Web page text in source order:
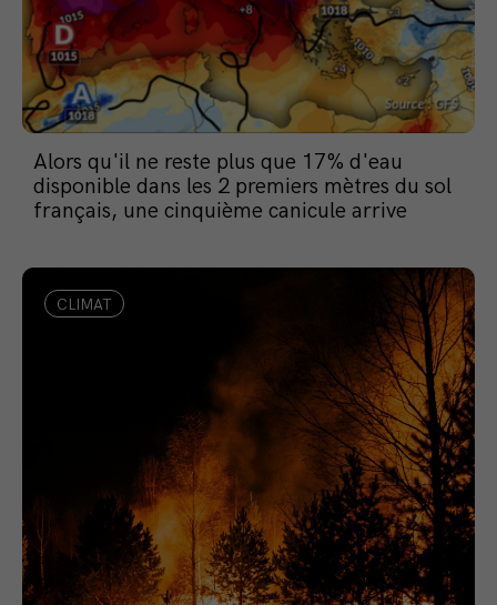
Alors qu'il ne reste plus que 17% d'eau
disponible dans les 2 premiers mètres du sol
français, une cinquième canicule arrive
CLIMAT